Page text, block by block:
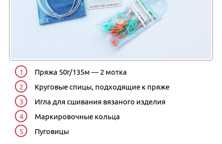
Пряжа 50г/135м — 2 мотка
Круговые спицы, подходящие к пряже
Игла для сшивания вязаного изделия
Маркировочные кольца
Пуговицы